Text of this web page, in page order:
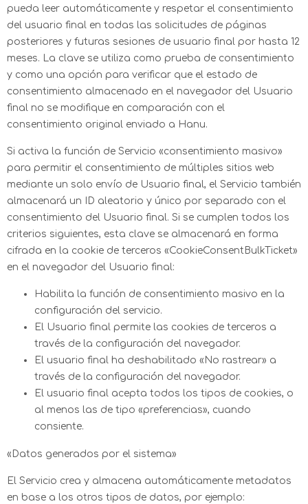
pueda leer automáticamente y respetar el consentimiento
del usuario final en todas las solicitudes de páginas
posteriores y futuras sesiones de usuario final por hasta 12
meses. La clave se utiliza como prueba de consentimiento
y como una opción para verificar que el estado de
consentimiento almacenado en el navegador del Usuario
final no se modifique en comparación con el
consentimiento original enviado a Hanu.
Si activa la función de Servicio «consentimiento masivo»
para permitir el consentimiento de múltiples sitios web
mediante un solo envío de Usuario final, el Servicio también
almacenará un ID aleatorio y único por separado con el
consentimiento del Usuario final. Si se cumplen todos los
criterios siguientes, esta clave se almacenará en forma
cifrada en la cookie de terceros «CookieConsentBulkTicket»
en el navegador del Usuario final:
Habilita la función de consentimiento masivo en la
configuración del servicio.
El Usuario final permite las cookies de terceros a
través de la configuración del navegador.
El usuario final ha deshabilitado «No rastrear» a
través de la configuración del navegador.
El usuario final acepta todos los tipos de cookies, o
al menos las de tipo «preferencias», cuando
consiente.
«Datos generados por el sistema»
El Servicio crea y almacena automáticamente metadatos
en base a los otros tipos de datos, por ejemplo: